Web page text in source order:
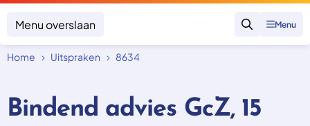
Menu overslaan
Zoeken
Menu
Onderwerpen
Home Uitspraken 8634
Bindend advies GcZ, 15